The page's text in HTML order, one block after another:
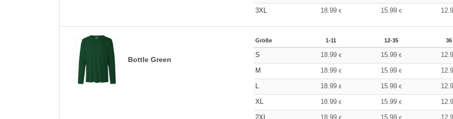
3XL 18.99 € 15.99 €
Bottle Green
Größe 1-11 12-35 36
S 18.99 € 15.99 €
M 18.99 € 15.99 €
L 18.99 € 15.99 €
XL 18.99 € 15.99 €
2XL 18.99 € 15.99 €